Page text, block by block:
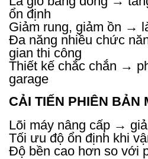
ổn định
Giảm rung, giảm ồn →
Đa năng nhiều chức
gian thi công
Thiết kế chắc chắn →
garage
CẢI TIẾN PHIÊN BẢN
Lõi máy nâng cấp →
Tối ưu độ ổn định khi
Độ bền cao hơn so với